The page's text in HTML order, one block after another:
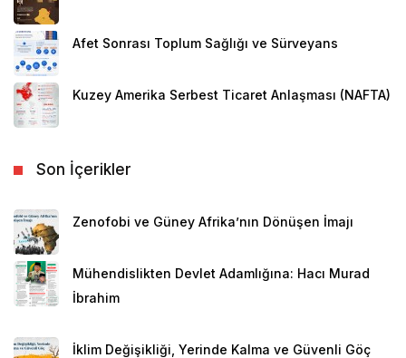
Afet Sonrası Toplum Sağlığı ve Sürveyans
Kuzey Amerika Serbest Ticaret Anlaşması (NAFTA)
Son İçerikler
Zenofobi ve Güney Afrika’nın Dönüşen İmajı
Mühendislikten Devlet Adamlığına: Hacı Murad
İbrahim
İklim Değişikliği, Yerinde Kalma ve Güvenli Göç